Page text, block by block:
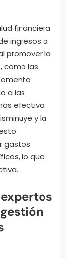
financiera
ingresos a
promover la
como las
a las
efectiva.
y la
gastos
lo que